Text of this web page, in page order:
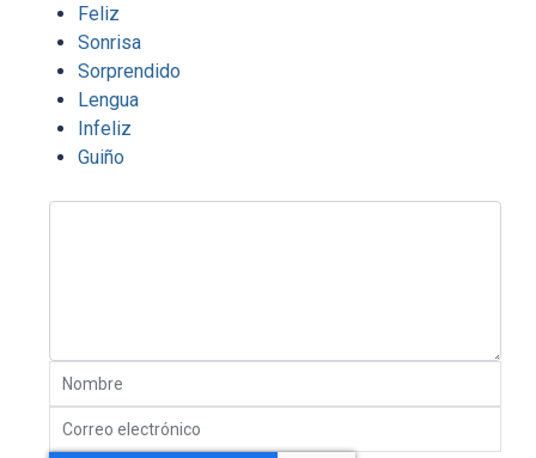
Feliz
Sonrisa
Sorprendido
Lengua
Infeliz
Guiño